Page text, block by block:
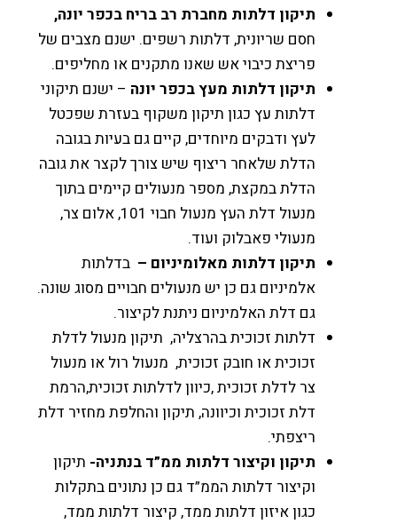
תיקון דלתות מחברת רב בריח בכפר יונה,
חסם שריונית, דלתות רשפים. ישנם מצבים של
פריצת כיבוי אש שאנו מתקנים או מחליפים.
תיקון דלתות מעץבכפר יונה– ישנם תיקוני
דלתות עץ כגון תיקון משקוף בעזרת שפכטל
לעץ ודבקים מיוחדים, קיים גם בעיות בגובה
הדלת שלאחר ריצוף שיש צורך לקצר את גובה
הדלת במקצת, מספר מנעולים קיימים בתוך
מנעול דלת העץ מנעול חבוי 101, אלום צר,
מנעולי פאבלוק ועוד.
תיקון דלתות מאלומיניום–בדלתות
אלמיניום גם כן יש מנעולים חבויים מסוג שונה.
גם דלת האלמיניום ניתנת לקיצור.
דלתות זכוכית בהרצליה, תיקון מנעול לדלת
זכוכית או חובק זכוכית, מנעול רול או מנעול
צר לדלת זכוכית ,כיוון לדלתות זכוכית,הרמת
דלת זכוכית וכיוונה, תיקון והחלפת מחזיר דלת
תיקון וקיצור דלתות ממ”ד בנתניה-תיקון
וקיצור דלתות הממ”ד גם כן נתונים בתקלות
כגון איזון דלתות ממד, קיצור דלתות ממד,